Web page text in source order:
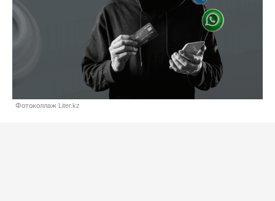
Фотоколлаж Liter.kz